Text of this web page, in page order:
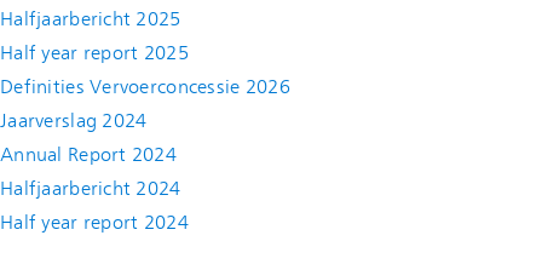
Halfjaarbericht 2025
Half year report 2025
Definities Vervoerconcessie 2026
Jaarverslag 2024
Annual Report 2024
Halfjaarbericht 2024
Half year report 2024(new window)